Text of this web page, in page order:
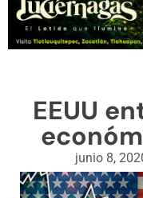
EEUU
junio 8,